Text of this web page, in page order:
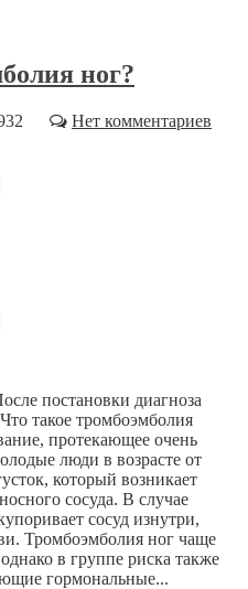
ног?
932 Нет комментариев
постановки диагноза
такое тромбоэмболия
протекающее очень
люди в возрасте от
который возникает
сосуда. В случае
сосуд изнутри,
Тромбоэмболия ног чаще
в группе риска также
гормональные...